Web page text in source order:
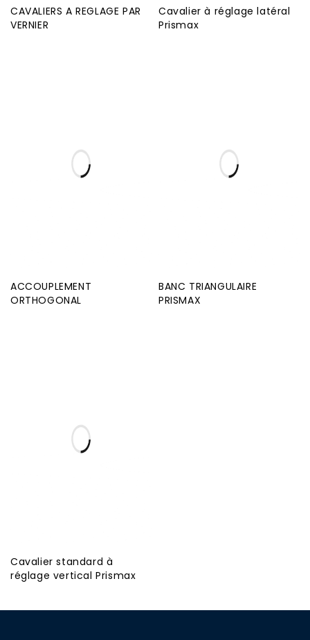
CAVALIERS A REGLAGE PAR
VERNIER
Cavalier à réglage latéral
Prismax
ACCOUPLEMENT
ORTHOGONAL
BANC TRIANGULAIRE
PRISMAX
Cavalier standard à
réglage vertical Prismax